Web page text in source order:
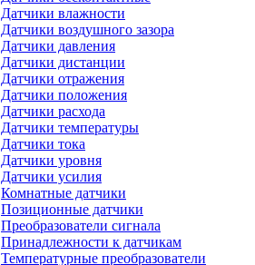
Датчики влажности
Датчики воздушного зазора
Датчики давления
Датчики дистанции
Датчики отражения
Датчики положения
Датчики расхода
Датчики температуры
Датчики тока
Датчики уровня
Датчики усилия
Комнатные датчики
Позиционные датчики
Преобразователи сигнала
Принадлежности к датчикам
Температурные преобразователи